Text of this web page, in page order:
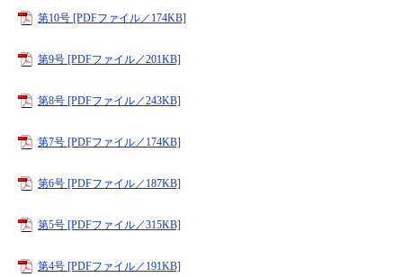
第10号 [PDFファイル／174KB]
第9号 [PDFファイル／201KB]
第8号 [PDFファイル／243KB]
第7号 [PDFファイル／174KB]
第6号 [PDFファイル／187KB]
第5号 [PDFファイル／315KB]
第4号 [PDFファイル／191KB]